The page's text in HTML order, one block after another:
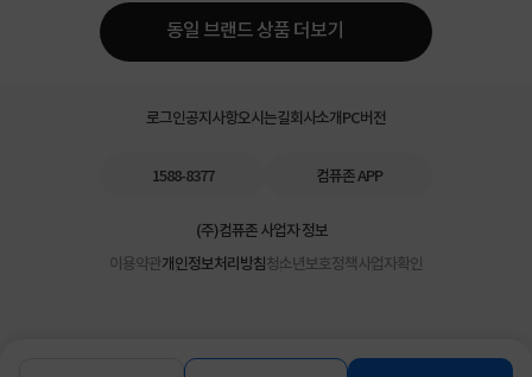
동일 브랜드 상품 더보기
로그인공지사항오시는길회사소개PC버전
1588-8377 컴퓨존 APP
(주)컴퓨존 사업자 정보
이용약관개인정보처리방침청소년보호정책사업자확인